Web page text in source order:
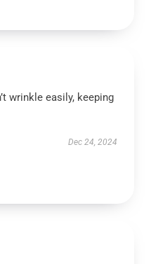
wrinkle easily, keeping
Dec 24, 2024